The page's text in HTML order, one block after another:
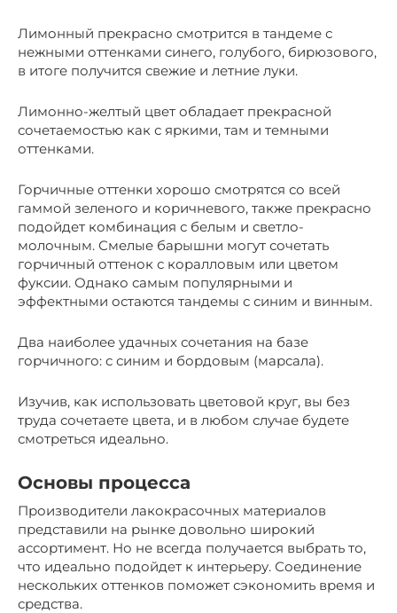
Лимонный прекрасно смотрится в тандеме с
нежными оттенками синего, голубого, бирюзового,
в итоге получится свежие и летние луки.
Лимонно-желтый цвет обладает прекрасной
сочетаемостью как с яркими, там и темными
оттенками.
Горчичные оттенки хорошо смотрятся со всей
гаммой зеленого и коричневого, также прекрасно
подойдет комбинация с белым и светло-
молочным. Смелые барышни могут сочетать
горчичный оттенок с коралловым или цветом
фуксии. Однако самым популярными и
эффектными остаются тандемы с синим и винным.
Два наиболее удачных сочетания на базе
горчичного: с синим и бордовым (марсала).
Изучив, как использовать цветовой круг, вы без
труда сочетаете цвета, и в любом случае будете
смотреться идеально.
Основы процесса
Производители лакокрасочных материалов
представили на рынке довольно широкий
ассортимент. Но не всегда получается выбрать то,
что идеально подойдет к интерьеру. Соединение
нескольких оттенков поможет сэкономить время и
средства.